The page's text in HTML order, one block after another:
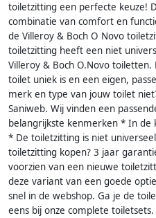
toiletzitting een perfecte keuze!
combinatie van comfort en
de Villeroy & Boch O Novo
toiletzitting heeft een niet
Villeroy & Boch O.Novo
toilet uniek is en een eigen,
merk en type van jouw toilet
Saniweb. Wij vinden een
belangrijkste kenmerken * In
* De toiletzitting is niet
toiletzitting kopen? 3 jaar
voorzien van een nieuwe
deze variant van een goede
snel in de webshop. Ga je de
eens bij onze complete